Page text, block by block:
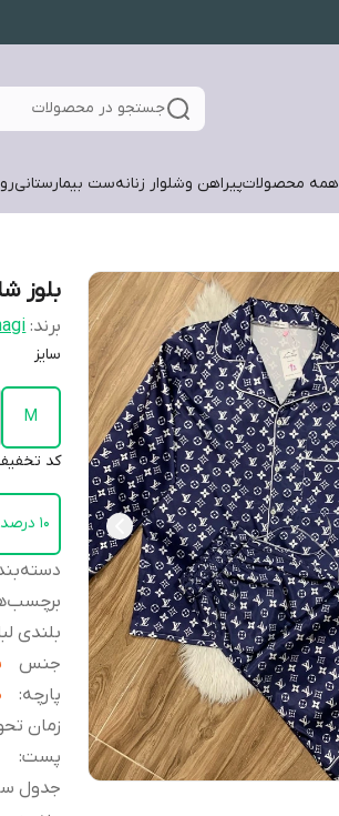
جستجو در محصولات
همه محصولاتپیراهن وشلوار زنانهست بیمارستانی
بلوز
برند:
سایز
M
کد
۱۰ درصد تخفیف خرید نقدی با کد 👈🏻magi405
بلندی
جنس
پارچه:
زمان
پست:
جدول